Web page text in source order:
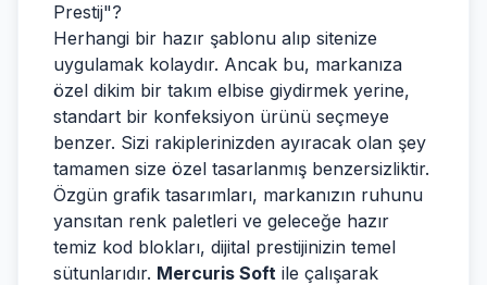
Prestij"?
Herhangi bir hazır şablonu alıp sitenize
uygulamak kolaydır. Ancak bu, markanıza
özel dikim bir takım elbise giydirmek yerine,
standart bir konfeksiyon ürünü seçmeye
benzer. Sizi rakiplerinizden ayıracak olan şey
tamamen size özel tasarlanmış benzersizliktir.
Özgün grafik tasarımları, markanızın ruhunu
yansıtan renk paletleri ve geleceğe hazır
temiz kod blokları, dijital prestijinizin temel
sütunlarıdır. Mercuris Soft ile çalışarak